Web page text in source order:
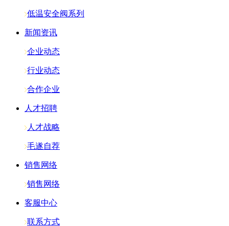
低温安全阀系列
新闻资讯
企业动态
行业动态
合作企业
人才招聘
人才战略
毛遂自荐
销售网络
销售网络
客服中心
联系方式